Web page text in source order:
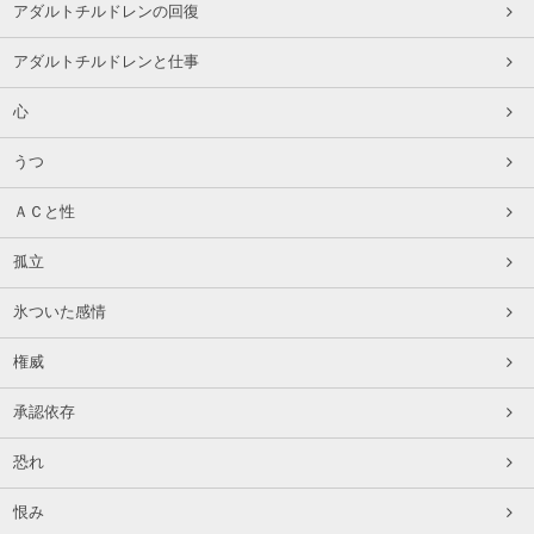
アダルトチルドレンの回復
アダルトチルドレンと仕事
心
うつ
ＡＣと性
孤立
氷ついた感情
権威
承認依存
恐れ
恨み